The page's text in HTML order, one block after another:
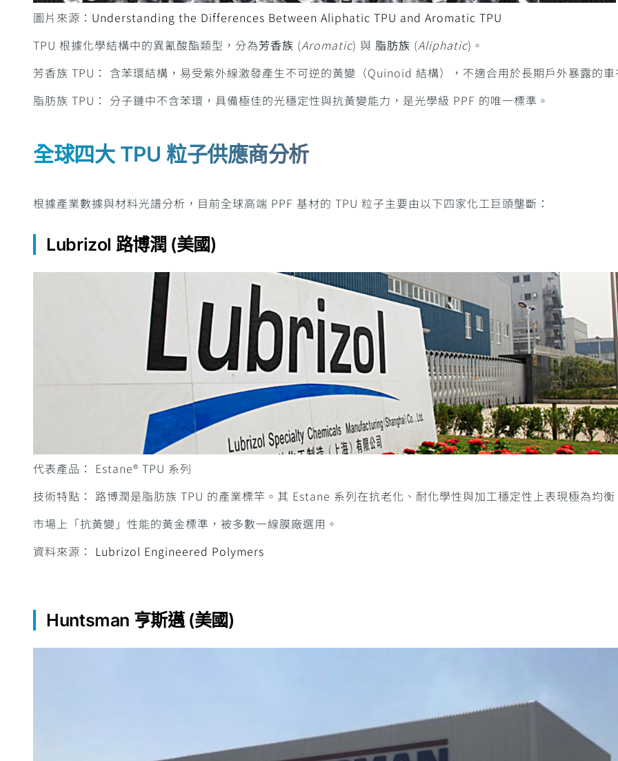
圖片來源： Understanding the Differences Between Aliphatic TPU and Aromatic TPU
TPU 根據化學結構中的異氰酸酯類型，分為芳香族 (Aromatic) 與 脂肪族 (Aliphatic)。
芳香族 TPU： 含苯環結構，易受紫外線激發產生不可逆的黃變（Quinoid 結構），不適合用於長期戶外暴露的
脂肪族 TPU： 分子鏈中不含苯環，具備極佳的光穩定性與抗黃變能力，是光學級 PPF 的唯一標準。
全球四大 TPU 粒子供應商分析
根據產業數據與材料光譜分析，目前全球高端 PPF 基材的 TPU 粒子主要由以下四家化工巨頭壟斷：
Lubrizol 路博潤 (美國)
代表產品： Estane® TPU 系列
技術特點： 路博潤是脂肪族 TPU 的產業標竿。其 Estane 系列在抗老化、耐化學性與加工穩定性上表現極為均
市場上「抗黃變」性能的黃金標準，被多數一線膜廠選用。
資料來源： Lubrizol Engineered Polymers
Huntsman 亨斯邁 (美國)